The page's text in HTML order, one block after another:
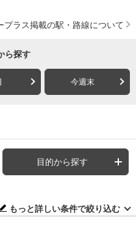
プラス掲載の駅・路線について
ら探す
今週末
目的から探す
もっと詳しい条件で絞り込む